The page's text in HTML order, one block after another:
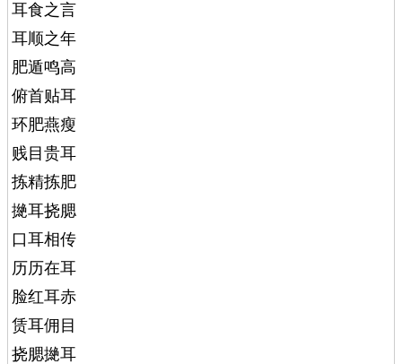
耳食之言
耳顺之年
肥遁鸣高
俯首贴耳
环肥燕瘦
贱目贵耳
拣精拣肥
撧耳挠腮
口耳相传
历历在耳
脸红耳赤
赁耳佣目
挠腮撧耳